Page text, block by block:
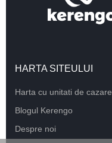
HARTA SITEULUI
Harta cu unitati de cazare
Blogul Kerengo
Despre noi